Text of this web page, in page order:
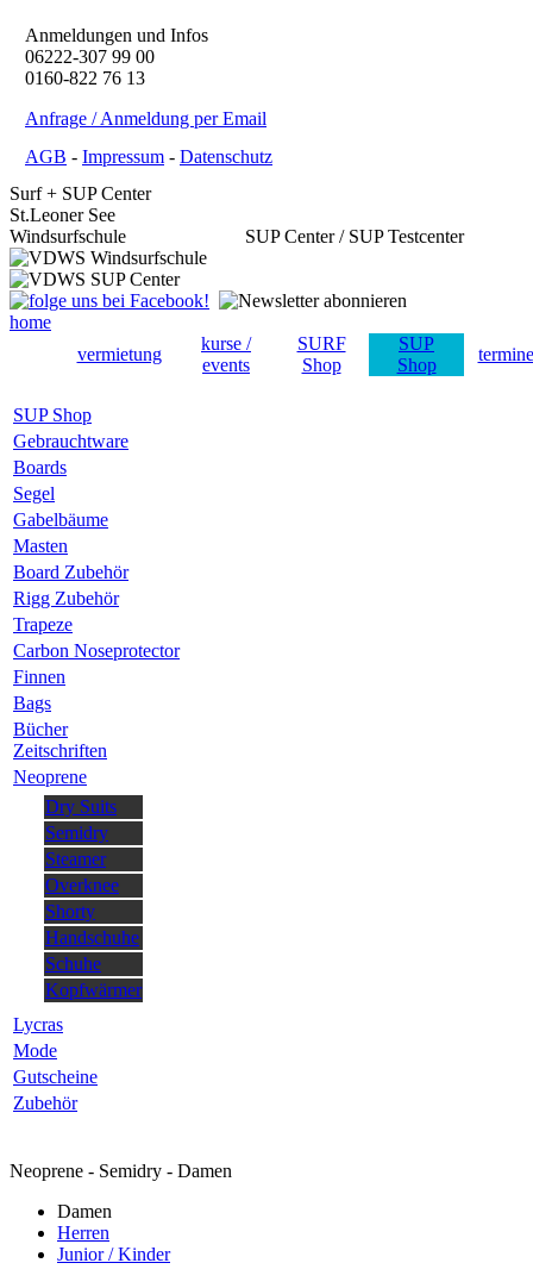
Anmeldungen und Infos
06222-307 99 00
0160-822 76 13
Anfrage / Anmeldung per Email
AGB - Impressum - Datenschutz
Surf + SUP Center
St.Leoner See
Windsurfschule SUP Center / SUP Testcenter
home
vermietung
kurse /
events
SURF
Shop
SUP
Shop
termine
SUP Shop
Gebrauchtware
Boards
Segel
Gabelbäume
Masten
Board Zubehör
Rigg Zubehör
Trapeze
Carbon Noseprotector
Finnen
Bags
Bücher
Zeitschriften
Neoprene
Dry Suits
Semidry
Steamer
Overknee
Shorty
Handschuhe
Schuhe
Kopfwärmer
Lycras
Mode
Gutscheine
Zubehör
Neoprene - Semidry - Damen
Damen
Herren
Junior / Kinder